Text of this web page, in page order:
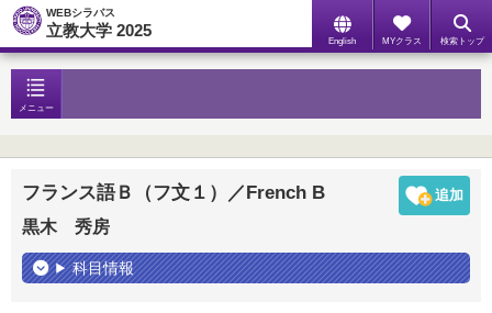
WEBシラバス
立教大学 2025
English MYクラス 検索トップ
メニュー
フランス語Ｂ（フ文１）／French B
黒木 秀房
科目情報